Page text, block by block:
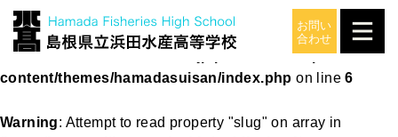
Warning: Attempt to read property "slug" on array in
/home/hamasui/hamasui.ed.jp/public_html/wp-
content/themes/hamadasuisan/index.php on line6
Warning: Attempt to read property "slug" on array in